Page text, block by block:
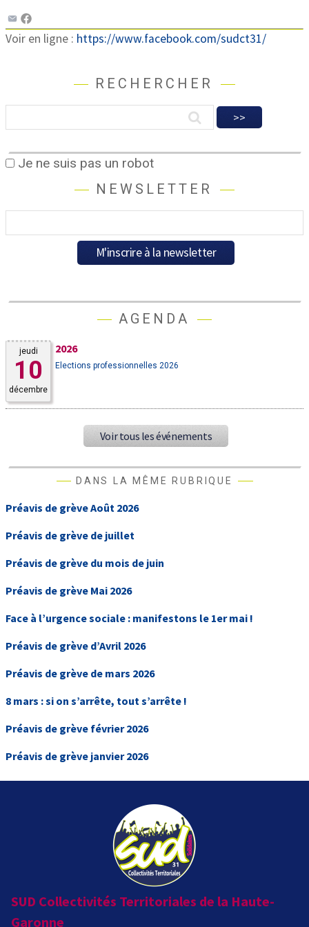
Voir en ligne : https://www.facebook.com/sudct31/
RECHERCHER
Je ne suis pas un robot
NEWSLETTER
AGENDA
jeudi
10
décembre
2026
Elections professionnelles 2026
Voir tous les événements
DANS LA MÊME RUBRIQUE
Préavis de grève Août 2026
Préavis de grève de juillet
Préavis de grève du mois de juin
Préavis de grève Mai 2026
Face à l’urgence sociale : manifestons le 1er mai !
Préavis de grève d’Avril 2026
Préavis de grève de mars 2026
8 mars : si on s’arrête, tout s’arrête !
Préavis de grève février 2026
Préavis de grève janvier 2026
SUD Collectivités Territoriales de la Haute-
Garonne